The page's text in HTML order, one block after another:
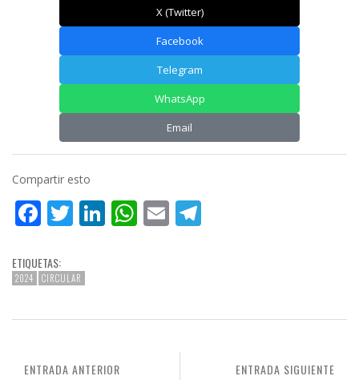
X (Twitter)
Facebook
Telegram
WhatsApp
Email
Compartir esto
Facebook
Twitter
LinkedIn
WhatsApp
Email
ETIQUETAS:
2024 CIRCULAR
ENTRADA SIGUIENTE
ENTRADA ANTERIOR